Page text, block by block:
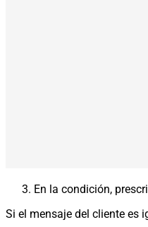
En la condición,
Si el mensaje del cliente es